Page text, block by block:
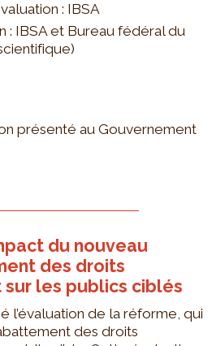
: IBSA
: IBSA et Bureau fédéral du
présenté au Gouvernement
du nouveau
des droits
sur les publics ciblés
l’évaluation de la réforme, qui
des droits